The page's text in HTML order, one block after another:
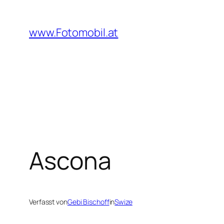
springen
www.Fotomobil.at
Ascona
Verfasst vonGebi BischoffinSwize